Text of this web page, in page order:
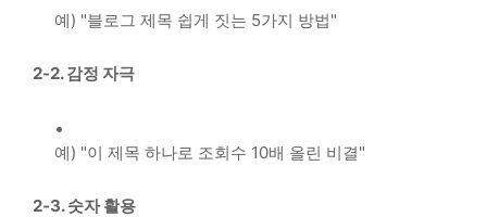
예) "블로그 제목 쉽게 짓는 5가지 방법"
2-2. 감정 자극
예) "이 제목 하나로 조회수 10배 올린 비결"
2-3. 숫자 활용